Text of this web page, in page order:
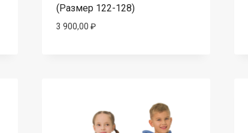
(Размер 122-128)
3 900,00 ₽